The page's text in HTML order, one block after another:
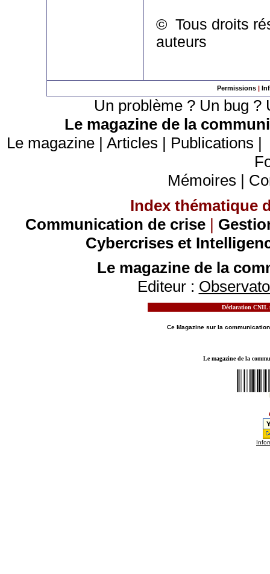
© Tous droits
auteurs
Permissions |
Un problème ? Un bug
Le magazine de la
Le magazine| Articles | Publications |
Mémoires |
Index thématique
Communication de crise |
Cybercrises et
Le magazine de la
Editeur :
Déclaration CNIL
Ce Magazine sur la communication
Le magazine de la